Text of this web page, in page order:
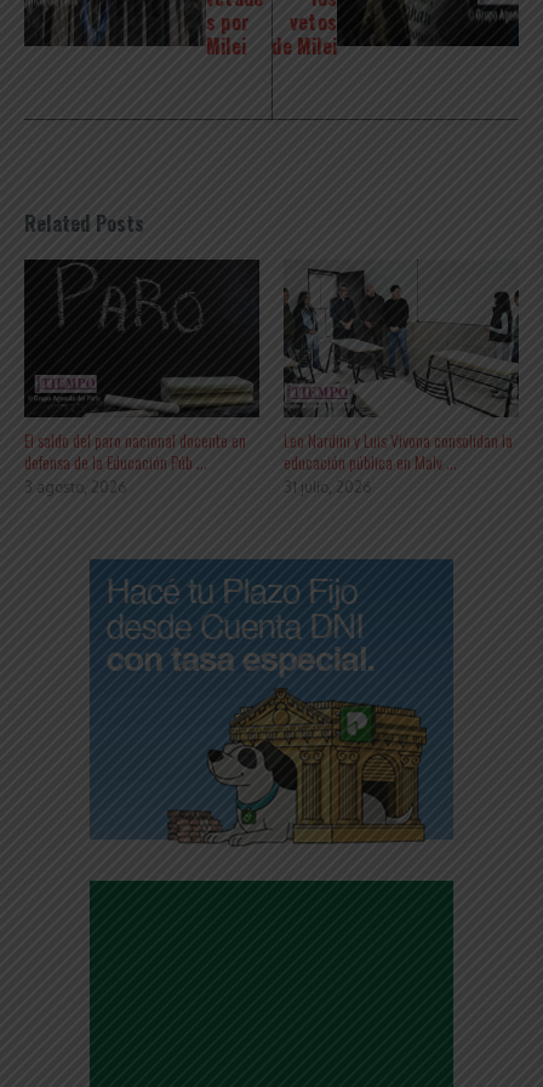
s por
Milei
vetos
de Milei
Related Posts
El saldo del paro nacional docente en
defensa de la Educación Púb ...
3 agosto, 2026
Leo Nardini y Luis Vivona consolidan la
educación pública en Malv ...
31 julio, 2026